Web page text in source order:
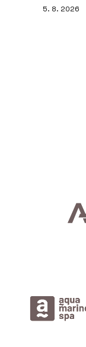
5. 8. 2026